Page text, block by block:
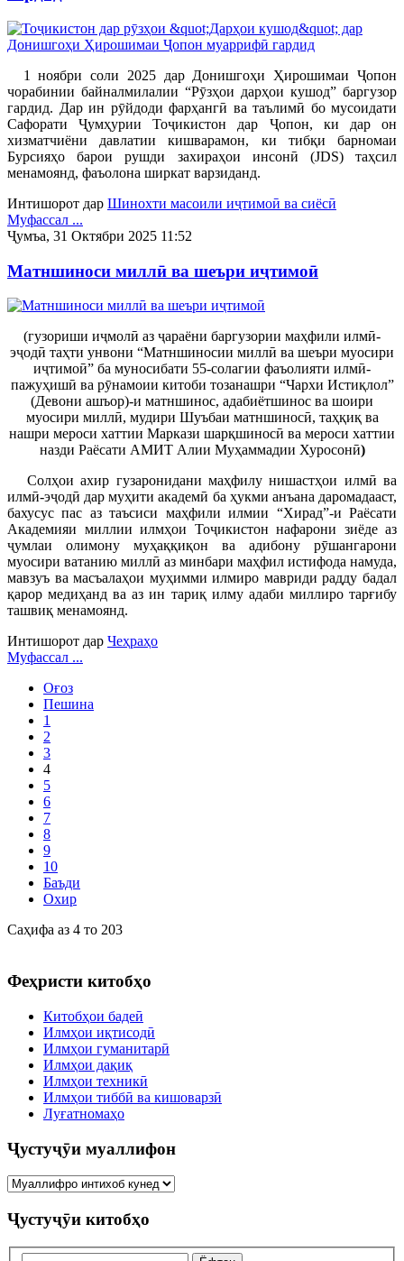
1 ноябри соли 2025 дар Донишгоҳи Ҳирошимаи Ҷопон
чорабинии байналмилалии “Рӯзҳои дарҳои кушод” баргузор
гардид. Дар ин рӯйдоди фарҳангӣ ва таълимӣ бо мусоидати
Сафорати Ҷумҳурии Тоҷикистон дар Ҷопон, ки дар он
хизматчиёни давлатии кишварамон, ки тибқи барномаи
Бурсияҳо барои рушди захираҳои инсонӣ (JDS) таҳсил
менамоянд, фаъолона ширкат варзиданд.
Интишорот дар Шинохти масоили иҷтимоӣ ва сиёсӣ
Муфассал ...
Ҷумъа, 31 Октябри 2025 11:52
Матншиноси миллӣ ва шеъри иҷтимоӣ
(гузориши иҷмолӣ аз ҷараёни баргузории маҳфили илмӣ-
эҷодӣ таҳти унвони “Матншиносии миллӣ ва шеъри муосири
иҷтимоӣ” ба муносибати 55-солагии фаъолияти илмӣ-
пажуҳишӣ ва рӯнамоии китоби тозанашри “Чархи Истиқлол”
(Девони ашъор)-и матншинос, адабиётшинос ва шоири
муосири миллӣ, мудири Шуъбаи матншиносӣ, таҳқиқ ва
нашри мероси хаттии Маркази шарқшиносӣ ва мероси хаттии
назди Раёсати АМИТ Алии Муҳаммадии Хуросонӣ)
Солҳои ахир гузаронидани маҳфилу нишастҳои илмӣ ва
илмӣ-эҷодӣ дар муҳити академӣ ба ҳукми анъана даромадааст,
бахусус пас аз таъсиси маҳфили илмии “Хирад”-и Раёсати
Академияи миллии илмҳои Тоҷикистон нафарони зиёде аз
ҷумлаи олимону муҳаққиқон ва адибону рӯшангарони
муосири ватанию миллӣ аз минбари маҳфил истифода намуда,
мавзуъ ва масъалаҳои муҳимми илмиро мавриди радду бадал
қарор медиҳанд ва аз ин тариқ илму адаби миллиро тарғибу
ташвиқ менамоянд.
Интишорот дар Чеҳраҳо
Муфассал ...
Оғоз
Пешина
1
2
3
4
5
6
7
8
9
10
Баъди
Охир
Саҳифа аз 4 то 203
Феҳристи китобҳо
Китобҳои бадеӣ
Илмҳои иқтисодӣ
Илмҳои гуманитарӣ
Илмҳои дақиқ
Илмҳои техникӣ
Илмҳои тиббӣ ва кишоварзӣ
Луғатномаҳо
Ҷустуҷӯи муаллифон
Ҷустуҷӯи китобҳо